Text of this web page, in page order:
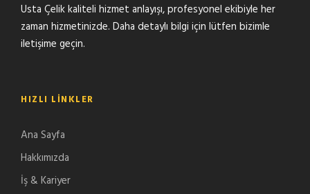
Usta Çelik kaliteli hizmet anlayışı, profesyonel ekibiyle her
zaman hizmetinizde. Daha detaylı bilgi için lütfen bizimle
iletişime geçin.
HIZLI LINKLER
Ana Sayfa
Hakkımızda
İş & Kariyer